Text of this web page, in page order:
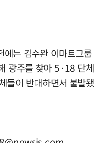
는 김수완 이마트그룹
광주를 찾아 5·18 단체
들이 반대하면서 불발됐